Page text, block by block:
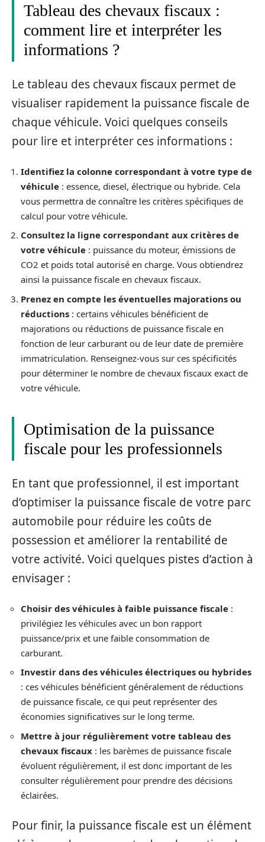
Tableau des chevaux fiscaux :
comment lire et interpréter les
informations ?
Le tableau des chevaux fiscaux permet de
visualiser rapidement la puissance fiscale de
chaque véhicule. Voici quelques conseils
pour lire et interpréter ces informations :
Identifiez la colonne correspondant à votre type de
véhicule : essence, diesel, électrique ou hybride. Cela
vous permettra de connaître les critères spécifiques de
calcul pour votre véhicule.
Consultez la ligne correspondant aux critères de
votre véhicule : puissance du moteur, émissions de
CO2 et poids total autorisé en charge. Vous obtiendrez
ainsi la puissance fiscale en chevaux fiscaux.
Prenez en compte les éventuelles majorations ou
réductions : certains véhicules bénéficient de
majorations ou réductions de puissance fiscale en
fonction de leur carburant ou de leur date de première
immatriculation. Renseignez-vous sur ces spécificités
pour déterminer le nombre de chevaux fiscaux exact de
votre véhicule.
Optimisation de la puissance
fiscale pour les professionnels
En tant que professionnel, il est important
d’optimiser la puissance fiscale de votre parc
automobile pour réduire les coûts de
possession et améliorer la rentabilité de
votre activité. Voici quelques pistes d’action à
envisager :
Choisir des véhicules à faible puissance fiscale :
privilégiez les véhicules avec un bon rapport
puissance/prix et une faible consommation de
carburant.
Investir dans des véhicules électriques ou hybrides
: ces véhicules bénéficient généralement de réductions
de puissance fiscale, ce qui peut représenter des
économies significatives sur le long terme.
Mettre à jour régulièrement votre tableau des
chevaux fiscaux : les barèmes de puissance fiscale
évoluent régulièrement, il est donc important de les
consulter régulièrement pour prendre des décisions
éclairées.
Pour finir, la puissance fiscale est un élément